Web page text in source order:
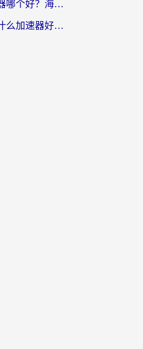
打江南百景图加速器哪个好？海外党踩坑N次后，终于找到不卡的秘诀
非洲玩装甲战争用什么加速器好？海外党亲测有效的国服游戏加速方案